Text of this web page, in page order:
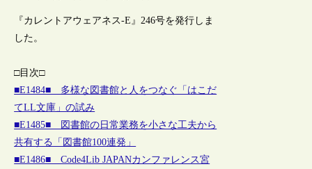
『カレントアウェアネス-E』246号を発行しま
した。
□目次□
■E1484■ 多様な図書館と人をつなぐ「はこだ
てLL文庫」の試み
■E1485■ 図書館の日常業務を小さな工夫から
共有する「図書館100連発」
■E1486■ Code4Lib JAPANカンファレンス宮